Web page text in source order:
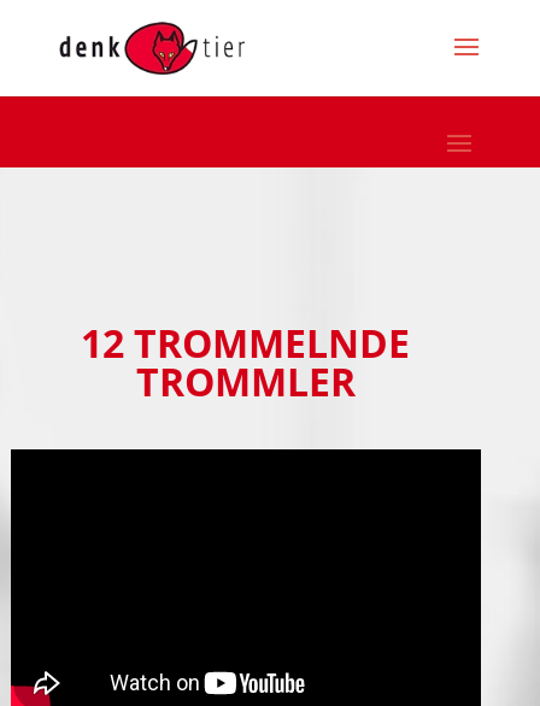
12 TROMMELNDE
TROMMLER